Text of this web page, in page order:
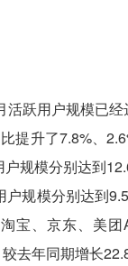
跃用户规模已经
提升了7.8%、
规模分别达到
规模分别达到
宝、京东、美
去年同期增长